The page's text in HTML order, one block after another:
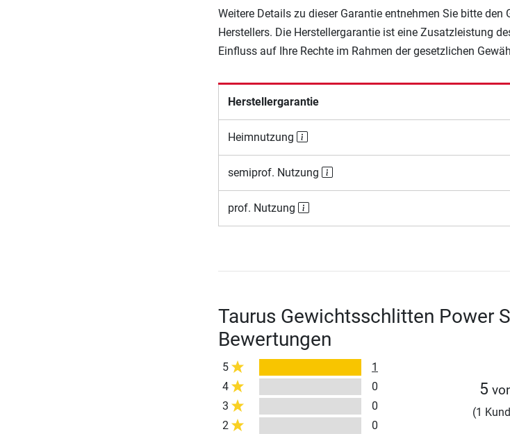
Weitere Details zu dieser Garantie entnehmen Sie bitte den
Herstellers. Die Herstellergarantie ist eine Zusatzleistung
Einfluss auf Ihre Rechte im Rahmen der gesetzlichen
Herstellergarantie
Heimnutzung
semiprof. Nutzung
prof. Nutzung
Taurus Gewichtsschlitten Power
Bewertungen
5
1
4
0
3
0
2
0
5
(1